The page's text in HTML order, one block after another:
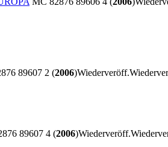
89607 2 (2006)Wiederveröff.
89607 4 (2006)Wiederveröff.